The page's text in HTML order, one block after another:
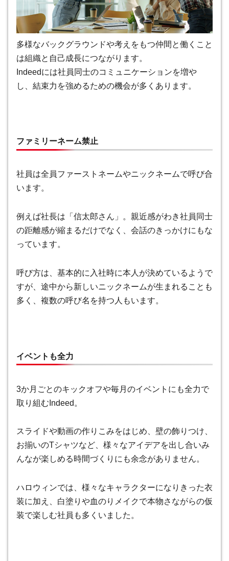
多様なバックグラウンドや考えをもつ仲間と働くこと
は組織と自己成長につながります。
Indeedには社員同士のコミュニケーションを増や
し、結束力を強めるための機会が多くあります。
ファミリーネーム禁止
社員は全員ファーストネームやニックネームで呼び合
います。
例えば社長は「信太郎さん」。親近感がわき社員同士
の距離感が縮まるだけでなく、会話のきっかけにもな
っています。
呼び方は、基本的に入社時に本人が決めているようで
すが、途中から新しいニックネームが生まれることも
多く、複数の呼び名を持つ人もいます。
イベントも全力
3か月ごとのキックオフや毎月のイベントにも全力で
取り組むIndeed。
スライドや動画の作りこみをはじめ、壁の飾りつけ、
お揃いのTシャツなど、様々なアイデアを出し合いみ
んなが楽しめる時間づくりにも余念がありません。
ハロウィンでは、様々なキャラクターになりきった衣
装に加え、白塗りや血のりメイクで本物さながらの仮
装で楽しむ社員も多くいました。